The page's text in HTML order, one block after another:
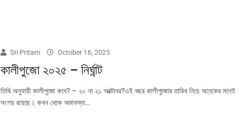
Sri Pritam October 16, 2025
কালীপুজো ২০২৫ – নির্ঘান্ট
তিথি অনুযায়ী কালীপুজো কবে? – ২০ না ২১ অক্টোবর?এই বছর কালীপুজোর তারিখ নিয়ে অনেকের মনেই
সংশয় রয়েছে। কখন থেকে অমাবস্যা…